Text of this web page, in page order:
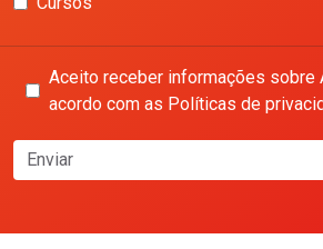
Aceito receber informações sobre
acordo com as Políticas de
Enviar